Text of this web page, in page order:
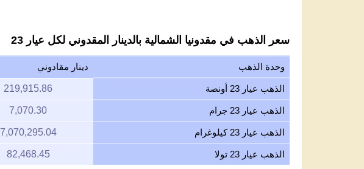
سعر الذهب في مقدونيا الشمالية بالدينار المقدوني لكل عيار 23
وحدة الذهب دينار مقادوني
الذهب عيار 23 أونصة 219,915.86
الذهب عيار 23 جرام 7,070.30
الذهب عيار 23 كيلوغرام 7,070,295.04
الذهب عيار 23 تولا 82,468.45